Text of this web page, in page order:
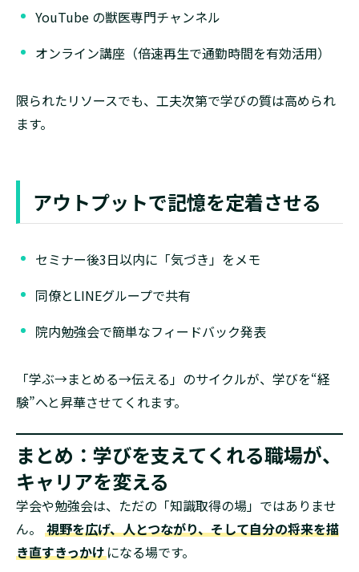
YouTube の獣医専門チャンネル
オンライン講座（倍速再生で通勤時間を有効活用）
限られたリソースでも、工夫次第で学びの質は高められ
ます。
アウトプットで記憶を定着させる
セミナー後3日以内に「気づき」をメモ
同僚とLINEグループで共有
院内勉強会で簡単なフィードバック発表
「学ぶ→まとめる→伝える」のサイクルが、学びを“経
験”へと昇華させてくれます。
まとめ：学びを支えてくれる職場が、
キャリアを変える
学会や勉強会は、ただの「知識取得の場」ではありませ
ん。 視野を広げ、人とつながり、そして自分の将来を描
き直すきっかけになる場です。